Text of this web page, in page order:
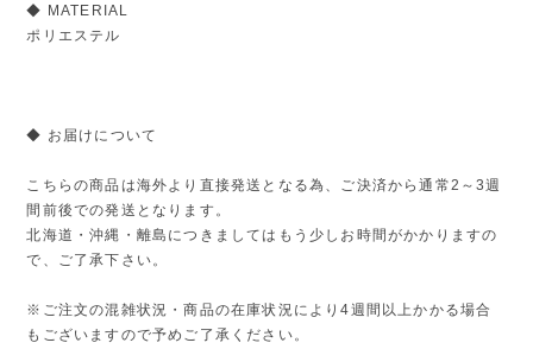
◆ MATERIAL
ポリエステル
◆ お届けについて
こちらの商品は海外より直接発送となる為、ご決済から通常2～3週
間前後での発送となります。
北海道・沖縄・離島につきましてはもう少しお時間がかかりますの
で、ご了承下さい。
※ご注文の混雑状況・商品の在庫状況により4週間以上かかる場合
もございますので予めご了承ください。